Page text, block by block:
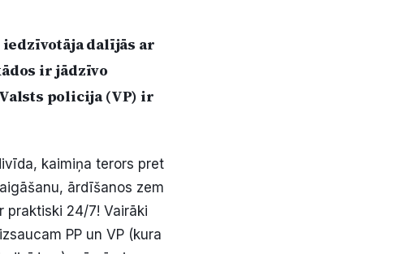
iedzīvotāja dalījās ar
ir jādzīvo
policija (VP) ir
kaimiņa terors pret
ārdīšanos zem
praktiski 24/7! Vairāki
PP un VP (kura